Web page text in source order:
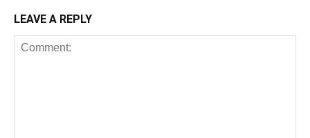
LEAVE A REPLY